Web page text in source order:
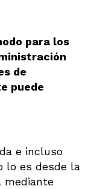
para los
de
puede
e incluso
lo es desde la
mediante